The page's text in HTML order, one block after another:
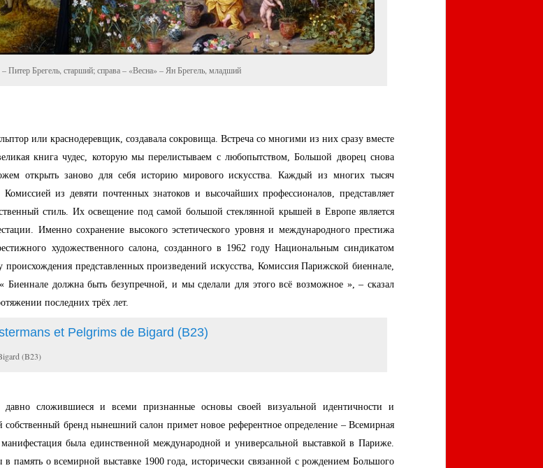
Питер Брегель, старший; справа – «Весна» – Ян Брегель, младший
или краснодеревщик, создавала сокровища. Встреча со многими из них сразу вместе
книга чудес, которую мы перелистываем с любопытством, Большой дворец снова
открыть заново для себя историю мирового искусства. Каждый из многих тысяч
из девяти почтенных знатоков и высочайших профессионалов, представляет
стиль. Их освещение под самой большой стеклянной крышей в Европе является
Именно сохранение высокого эстетического уровня и международного престижа
художественного салона, созданного в 1962 году Национальным синдикатом
представленных произведений искусства, Комиссия Парижской биеннале,
Биеннале должна быть безупречной, и мы сделали для этого всё возможное », – сказал
последних трёх лет.
(B23)
давно сложившиеся и всеми признанные основы своей визуальной идентичности и
собственный бренд нынешний салон примет новое референтное определение – Всемирная
манифестация была единственной международной и универсальной выставкой в Париже.
память о всемирной выставке 1900 года, исторически связанной с рождением Большого